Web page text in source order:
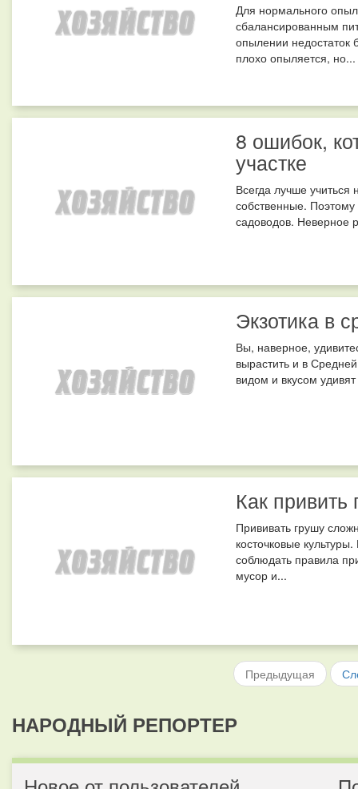
Для нормального
сбалансированным
опылении недостаток
плохо опыляется, но...
8 ошибок,
участке
Всегда лучше
собственные.
садоводов. Неверное
Экзотика в
Вы, наверное,
вырастить и в
видом и вкусом
Как
Прививать грушу
косточковые
соблюдать правила
мусор и...
Предыдущая
НАРОДНЫЙ РЕПОРТЕР